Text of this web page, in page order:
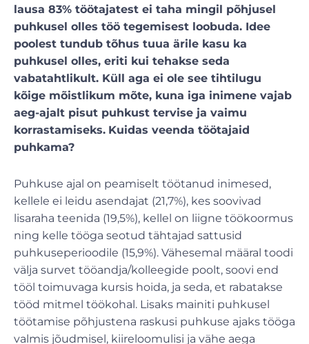
lausa 83% töötajatest ei taha mingil põhjusel
puhkusel olles töö tegemisest loobuda. Idee
poolest tundub tõhus tuua ärile kasu ka
puhkusel olles, eriti kui tehakse seda
vabatahtlikult. Küll aga ei ole see tihtilugu
kõige mõistlikum mõte, kuna iga inimene vajab
aeg-ajalt pisut puhkust tervise ja vaimu
korrastamiseks. Kuidas veenda töötajaid
puhkama?
Puhkuse ajal on peamiselt töötanud inimesed,
kellele ei leidu asendajat (21,7%), kes soovivad
lisaraha teenida (19,5%), kellel on liigne töökoormus
ning kelle tööga seotud tähtajad sattusid
puhkuseperioodile (15,9%). Vähesemal määral toodi
välja survet tööandja/kolleegide poolt, soovi end
tööl toimuvaga kursis hoida, ja seda, et rabatakse
tööd mitmel töökohal. Lisaks mainiti puhkusel
töötamise põhjustena raskusi puhkuse ajaks tööga
valmis jõudmisel, kiireloomulisi ja vähe aega